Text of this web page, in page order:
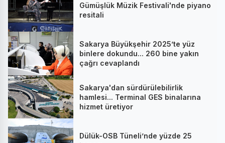
Gümüşlük Müzik Festivali'nde piyano
resitali
Sakarya Büyükşehir 2025’te yüz
binlere dokundu... 260 bine yakın
çağrı cevaplandı
Sakarya'dan sürdürülebilirlik
hamlesi... Terminal GES binalarına
hizmet üretiyor
Dülük-OSB Tüneli’nde yüzde 25